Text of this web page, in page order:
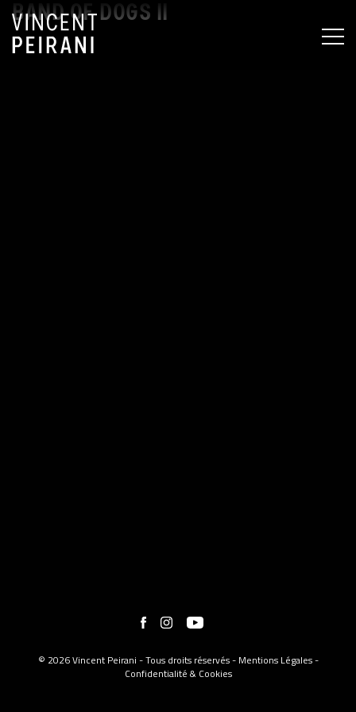
BAND OF DOGS II
© 2026 Vincent Peirani - Tous droits réservés - Mentions Légales-
Confidentialité & Cookies